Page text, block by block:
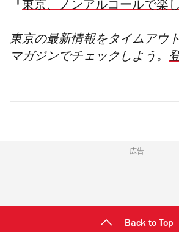
『 東京、ノンアルコールで楽
東京の最新情報をタイムアウ
マガジンでチェックしよう。
広告
Back to Top